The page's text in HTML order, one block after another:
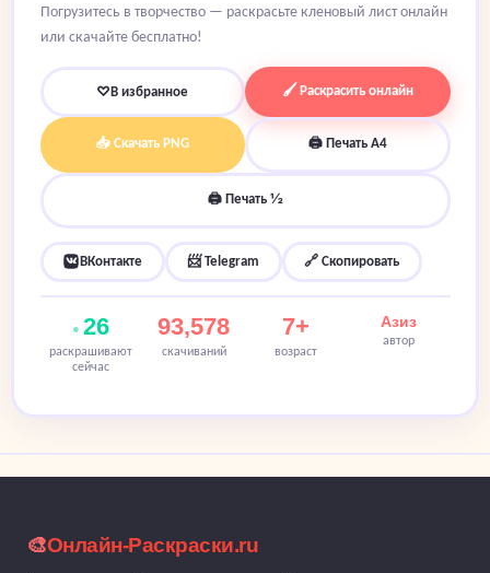
Погрузитесь в творчество — раскрасьте кленовый лист онлайн
или скачайте бесплатно!
♡В избранное 🖌 Раскрасить онлайн
📥 Скачать PNG 🖨 Печать A4
🖨 Печать ½
ВКонтакте 📨 Telegram 🔗 Скопировать
26
раскрашивают
сейчас
93,578
скачиваний
7+
возраст
Азиз
автор
🎨Онлайн-Раскраски.ru